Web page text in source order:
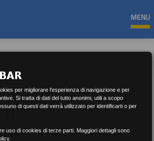
MENU
per migliorare l'esperienza di navigazione e per
Si tratta di dati del tutto anonimi, utili a scopo
di questi dati verrà utilizzato per identificarti o per
uso di cookies di terze parti. Maggiori dettagli sono